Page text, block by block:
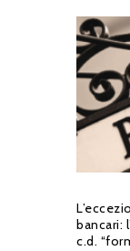
bancari:
c.d.